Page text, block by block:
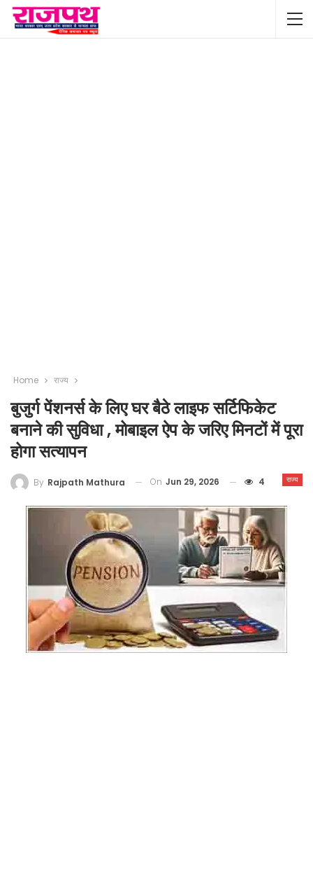
Home राज्य
बुजुर्ग पेंशनर्स के लिए घर बैठे लाइफ सर्टिफिकेट
बनाने की सुविधा , मोबाइल ऐप के जरिए मिनटों में पूरा
होगा सत्यापन
राज्य
By Rajpath Mathura On Jun 29, 2026 4